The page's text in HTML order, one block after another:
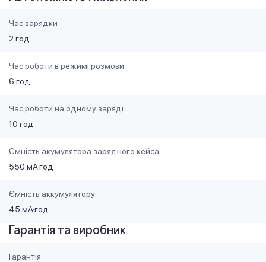
Час зарядки
2 год
Час роботи в режимі розмови
6 год
Час роботи на одному заряді
10 год
Ємність акумулятора зарядного кейса
550 мА·год
Ємність аккумулятору
45 мА·год
Гарантія та виробник
Гарантія